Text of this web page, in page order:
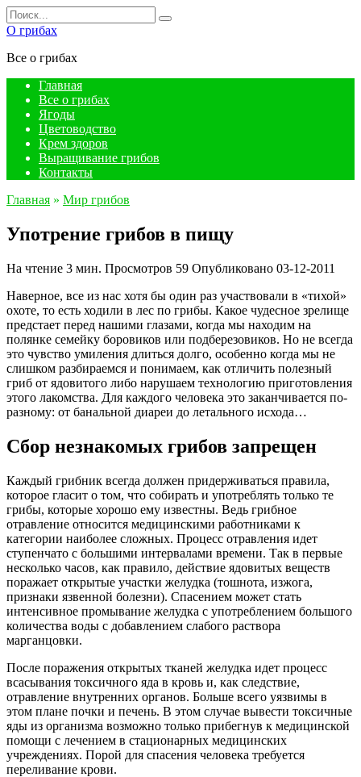
Перейти
к
содержанию
Search
for:
О грибах
Все о грибах
Главная
Все о грибах
Ягоды
Цветоводство
Крем здоров
Выращивание грибов
Контакты
Главная » Мир грибов
Употрение грибов в пищу
На чтение 3 мин. Просмотров 59 Опубликовано 03-12-2011
Наверное, все из нас хотя бы один раз участвовали в «тихой»
охоте, то есть ходили в лес по грибы. Какое чудесное зрелище
предстает перед нашими глазами, когда мы находим на
полянке семейку боровиков или подберезовиков. Но не всегда
это чувство умиления длиться долго, особенно когда мы не
слишком разбираемся и понимаем, как отличить полезный
гриб от ядовитого либо нарушаем технологию приготовления
этого лакомства. Для каждого человека это заканчивается по-
разному: от банальной диареи до летального исхода…
Сбор незнакомых грибов запрещен
Каждый грибник всегда должен придерживаться правила,
которое гласит о том, что собирать и употреблять только те
грибы, которые хорошо ему известны. Ведь грибное
отравление относится медицинскими работниками к
категории наиболее сложных. Процесс отравления идет
ступенчато с большими интервалами времени. Так в первые
несколько часов, как правило, действие ядовитых веществ
поражает открытые участки желудка (тошнота, изжога,
признаки язвенной болезни). Спасением может стать
интенсивное промывание желудка с употреблением большого
количества воды с добавлением слабого раствора
марганцовки.
После поражения открытых тканей желудка идет процесс
всасывания токсичного яда в кровь и, как следствие,
отравление внутренних органов. Больше всего уязвимы в
этом плане почки и печень. В этом случае вывести токсичные
яды из организма возможно только прибегнув к медицинской
помощи с лечением в стационарных медицинских
учреждениях. Порой для спасения человека требуется
переливание крови.